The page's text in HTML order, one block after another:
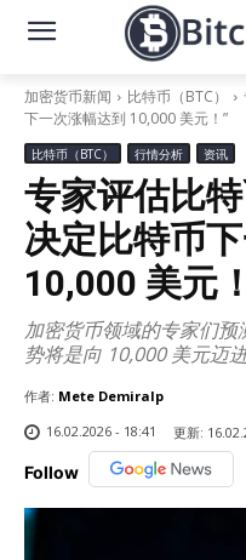
加密货币新闻 比特币（BTC）
下一次涨幅达到 10,000 美元！”
比特币（BTC） 行情分析 资讯
专家评估比
决定比特币
10,000 美元
加密货币领域的专家们
势将是向 10,000 美元迈进
作者: Mete Demiralp
16.02.2026 - 18:41
更新:
Follow